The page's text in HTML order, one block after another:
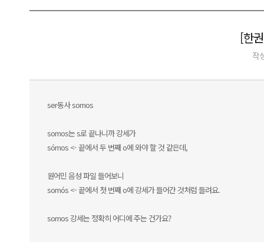
[한
작
ser동사 somos
somos는 s로 끝나니까 강세가
sómos <- 끝에서 두 번째 o에 와야 할 것 같은데,
원어민 음성 파일 들어보니
somós <- 끝에서 첫 번째 o에 강세가 들어간 것처럼 들려요.
somos 강세는 정확히 어디에 주는 건가요?